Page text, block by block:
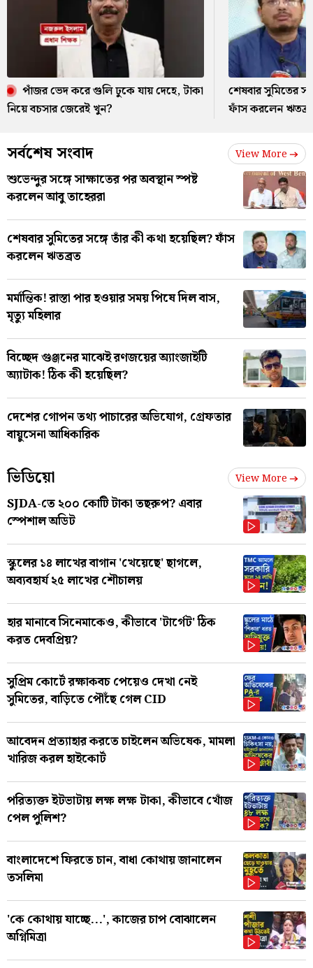
পাঁজর ভেদ করে গুলি ঢুকে যায় দেহে, টাকা
নিয়ে বচসার জেরেই খুন?
শেষবার সুমিতের
ফাঁস করলেন
সর্বশেষ সংবাদ View More
শুভেন্দুর সঙ্গে সাক্ষাতের পর অবস্থান স্পষ্ট
করলেন আবু তাহেররা
শেষবার সুমিতের সঙ্গে তাঁর কী কথা হয়েছিল? ফাঁস
করলেন ঋতব্রত
মর্মান্তিক! রাস্তা পার হওয়ার সময় পিষে দিল বাস,
মৃত্যু মহিলার
বিচ্ছেদ গুঞ্জনের মাঝেই রণজয়ের অ্যাংজাইটি
অ্যাটাক! ঠিক কী হয়েছিল?
দেশের গোপন তথ্য পাচারের অভিযোগ, গ্রেফতার
বায়ুসেনা আধিকারিক
ভিডিয়ো View More
SJDA-তে ২০০ কোটি টাকা তছরুপ? এবার
স্পেশাল অডিট
স্কুলের ১৪ লাখের বাগান 'খেয়েছে' ছাগলে,
অব্যবহার্য ২৫ লাখের শৌচালয়
হার মানাবে সিনেমাকেও, কীভাবে 'টার্গেট' ঠিক
করত দেবপ্রিয়?
সুপ্রিম কোর্টে রক্ষাকবচ পেয়েও দেখা নেই
সুমিতের, বাড়িতে পৌঁছে গেল CID
আবেদন প্রত্যাহার করতে চাইলেন অভিষেক, মামলা
খারিজ করল হাইকোর্ট
পরিত্যক্ত ইটভাটায় লক্ষ লক্ষ টাকা, কীভাবে খোঁজ
পেল পুলিশ?
বাংলাদেশে ফিরতে চান, বাধা কোথায় জানালেন
তসলিমা
'কে কোথায় যাচ্ছে...', কাজের চাপ বোঝালেন
অগ্নিমিত্রা